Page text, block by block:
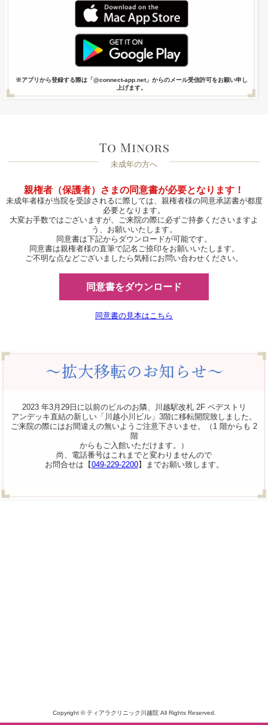
※アプリから登録する際は「@connect-app.net」からのメール受信許可をお願い申し
上げます。
未成年の方へ
親権者（保護者）さまの同意書が必要となります！
未成年者様が当院を受診されるに際しては、親権者様の同意承諾書が都度
必要となります。
大変お手数ではございますが、ご来院の際に必ずご持参くださいますよ
う、お願いいたします。
同意書は下記からダウンロードが可能です。
同意書は親権者様の直筆で記名ご捺印をお願いいたします。
ご不明な点などございましたら気軽にお問い合わせください。
同意書をダウンロード
同意書の見本はこちら
2023 年3月29日に以前のビルのお隣、川越駅改札 2F ペデストリ
アンデッキ直結の新しい「川越小川ビル」3階に移転開院致しました。
ご来院の際にはお間違えの無いようご注意下さいませ。（1 階からも 2
階
からもご入館いただけます。）
尚、電話番号はこれまでと変わりませんので
お問合せは【049-229-2200】までお願い致します。
Copyright © ティアラクリニック川越院 All Rights Reserved.